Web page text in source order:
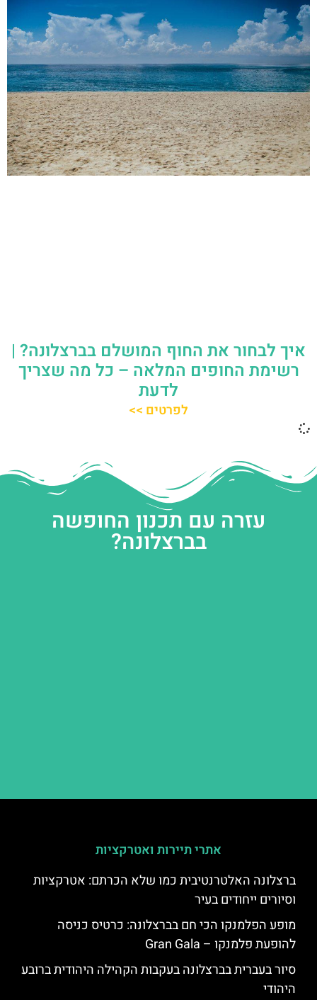
איך לבחור את החוף המושלם בברצלונה? |
רשימת החופים המלאה – כל מה שצריך
לדעת
לפרטים >>
עזרה עם תכנון החופשה
בברצלונה?
אתרי תיירות ואטרקציות
ברצלונה האלטרנטיבית כמו שלא הכרתם: אטרקציות
וסיורים ייחודים בעיר
מופע הפלמנקו הכי חם בברצלונה: כרטיס כניסה
להופעת פלמנקו – Gran Gala
סיור בעברית בברצלונה בעקבות הקהילה היהודית ברובע
היהודי